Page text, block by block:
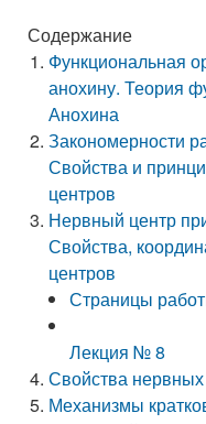
Содержание
Функциональная
анохину. Теория
Анохина
Закономерности
Свойства и
центров
Нервный центр
Свойства,
центров
Страницы
Лекция № 8
Свойства
Механизмы